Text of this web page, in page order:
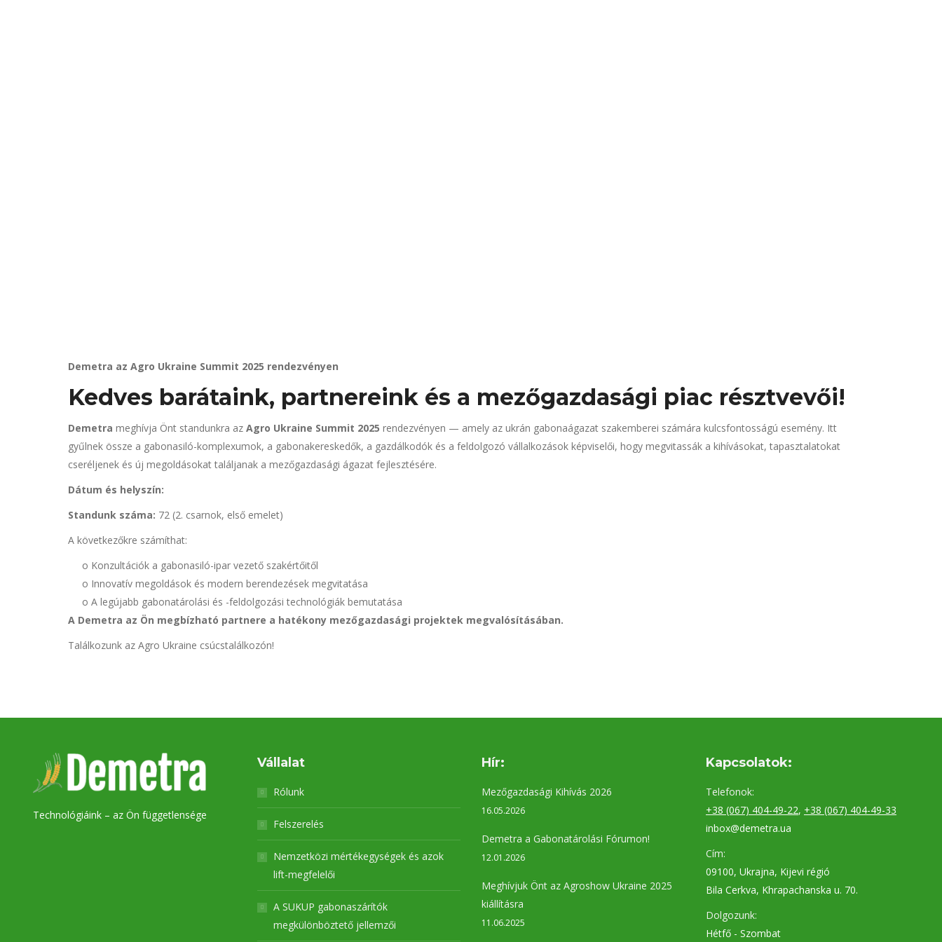
Demetra az Agro Ukraine Summit 2025 rendezvényen
Kedves barátaink, partnereink és a mezőgazdasági piac résztvevői!
Demetra meghívja Önt standunkra az Agro Ukraine Summit 2025 rendezvényen — amely az ukrán gabonaágazat szakemberei számára kulcsfontosságú esemény. Itt
gyűlnek össze a gabonasiló-komplexumok, a gabonakereskedők, a gazdálkodók és a feldolgozó vállalkozások képviselői, hogy megvitassák a kihívásokat, tapasztalatokat
cseréljenek és új megoldásokat találjanak a mezőgazdasági ágazat fejlesztésére.
Dátum és helyszín:
Standunk száma: 72 (2. csarnok, első emelet)
A következőkre számíthat:
o Konzultációk a gabonasiló-ipar vezető szakértőitől
o Innovatív megoldások és modern berendezések megvitatása
o A legújabb gabonatárolási és -feldolgozási technológiák bemutatása
A Demetra az Ön megbízható partnere a hatékony mezőgazdasági projektek megvalósításában.
Találkozunk az Agro Ukraine csúcstalálkozón!
Technológiáink – az Ön függetlensége
Vállalat
Rólunk
Felszerelés
Nemzetközi mértékegységek és azok
lift-megfelelői
A SUKUP gabonaszárítók
megkülönböztető jellemzői
Hír:
Mezőgazdasági Kihívás 2026
16.05.2026
Demetra a Gabonatárolási Fórumon!
12.01.2026
Meghívjuk Önt az Agroshow Ukraine 2025
kiállításra
11.06.2025
Kapcsolatok:
Telefonok:
+38 (067) 404-49-22, +38 (067) 404-49-33
inbox@demetra.ua
Cím:
09100, Ukrajna, Kijevi régió
Bila Cerkva, Khrapachanska u. 70.
Dolgozunk:
Hétfő - Szombat